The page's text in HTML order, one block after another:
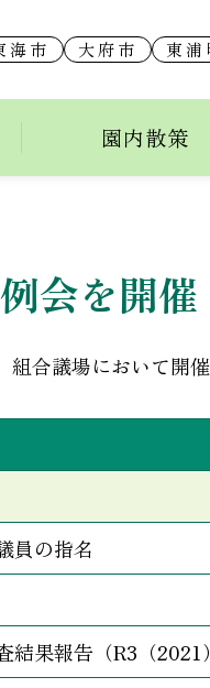
海市 大府市 東浦
園内散策
会を開催
合議場において開催
員の指名
結果報告（R3（2021